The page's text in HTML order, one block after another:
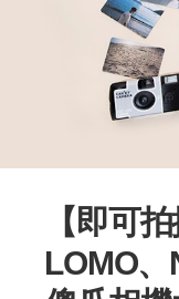
【即可
LOMO